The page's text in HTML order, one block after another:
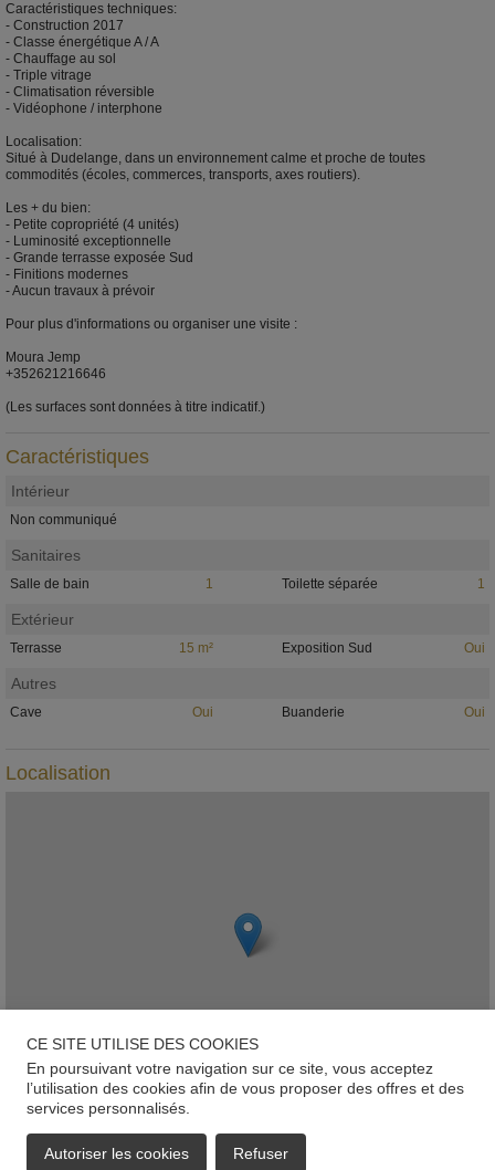
Caractéristiques techniques:
- Construction 2017
- Classe énergétique A / A
- Chauffage au sol
- Triple vitrage
- Climatisation réversible
- Vidéophone / interphone
Localisation:
Situé à Dudelange, dans un environnement calme et proche de toutes
commodités (écoles, commerces, transports, axes routiers).
Les + du bien:
- Petite copropriété (4 unités)
- Luminosité exceptionnelle
- Grande terrasse exposée Sud
- Finitions modernes
- Aucun travaux à prévoir
Pour plus d'informations ou organiser une visite :
Moura Jemp
+352621216646
(Les surfaces sont données à titre indicatif.)
Caractéristiques
Intérieur
Non communiqué
Sanitaires
Salle de bain 1 Toilette séparée 1
Extérieur
Terrasse 15 m² Exposition Sud Oui
Autres
Cave Oui Buanderie Oui
Localisation
Dudelange
CE SITE UTILISE DES COOKIES
En poursuivant votre navigation sur ce site, vous acceptez
l’utilisation des cookies afin de vous proposer des offres et des
services personnalisés.
Autoriser les cookies Refuser